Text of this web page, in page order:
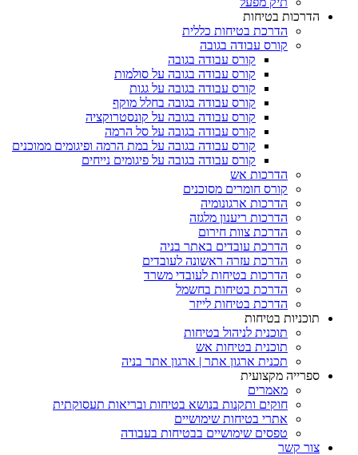
הדרכות בטיחות
הדרכת בטיחות כללית
קורס עבודה בגובה
קורס עבודה בגובה
קורס עבודה בגובה על סולמות
קורס עבודה בגובה על גגות
קורס עבודה בגובה בחלל מוקף
קורס עבודה בגובה על קונסטרוקציה
קורס עבודה בגובה על סל הרמה
קורס עבודה בגובה על במת הרמה ופיגומים ממוכנים
קורס עבודה בגובה על פיגומים נייחים
הדרכות אש
קורס חומרים מסוכנים
הדרכות ארגונומיה
הדרכות ריענון מלגזה
הדרכת צוות חירום
הדרכת עובדים באתר בניה
הדרכת עזרה ראשונה לעובדים
הדרכות בטיחות לעובדי משרד
הדרכת בטיחות בחשמל
הדרכת בטיחות לייזר
תוכניות בטיחות
תוכנית לניהול בטיחות
תוכנית בטיחות אש
תכנית ארגון אתר | ארגון אתר בניה
ספרייה מקצועית
מאמרים
חוקים ותקנות בנושא בטיחות ובריאות תעסוקתית
אתרי בטיחות שימושיים
טפסים שימושיים בבטיחות בעבודה
צור קשר